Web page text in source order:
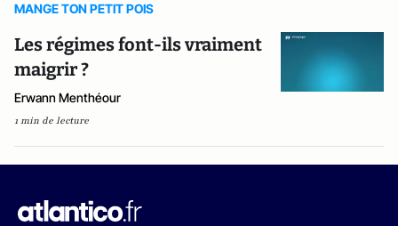
MANGE TON PETIT POIS
Les régimes font-ils vraiment
maigrir ?
Erwann Menthéour
1 min de lecture